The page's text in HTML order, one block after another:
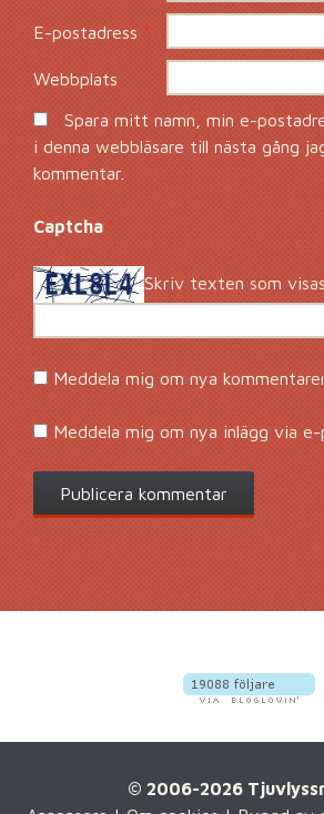
E-postadress *
Webbplats
Spara mitt namn, min e-
i denna webbläsare till nästa gång
kommentar.
Captcha*
Skriv texten som
Meddela mig om nya
Meddela mig om nya inlägg via e-
© 2006-2026